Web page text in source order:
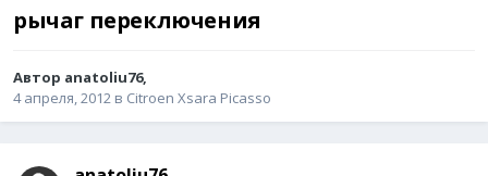
рычаг переключения
Автор anatoliu76,
4 апреля, 2012 в Citroen Xsara Picasso